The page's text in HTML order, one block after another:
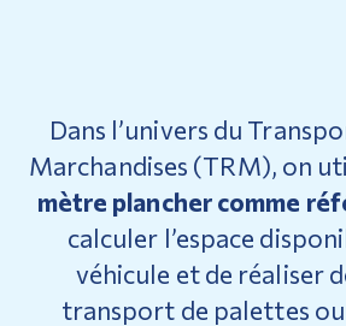
Dans l’univers du
Marchandises (TRM), on
mètre plancher comme
calculer l’espace
véhicule et de réaliser
transport de palettes